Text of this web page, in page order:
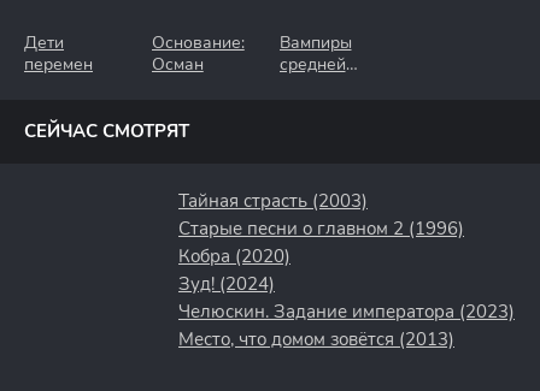
Дети
перемен
Основание:
Осман
Вампиры
средней
СЕЙЧАС СМОТРЯТ
Тайная страсть (2003)
Старые песни о главном 2 (1996)
Кобра (2020)
Зуд! (2024)
Челюскин. Задание императора (2023)
Место, что домом зовётся (2013)